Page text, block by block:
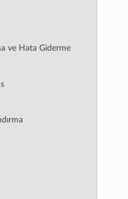
ve Hata Giderme